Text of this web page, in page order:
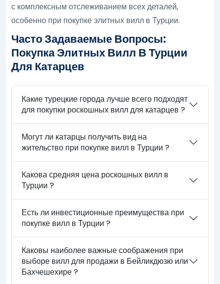
с комплексным отслеживанием всех деталей,
особенно при покупке элитных вилл в Турции.
Часто Задаваемые Вопросы:
Покупка Элитных Вилл В Турции
Для Катарцев
Какие турецкие города лучше всего подходят
для покупки роскошных вилл для катарцев ?
Могут ли катарцы получить вид на
жительство при покупке вилл в Турции ?
Какова средняя цена роскошных вилл в
Турции ?
Есть ли инвестиционные преимущества при
покупке вилл в Турции ?
Каковы наиболее важные соображения при
выборе вилл для продажи в Бейликдюзю или
Бахчешехире ?